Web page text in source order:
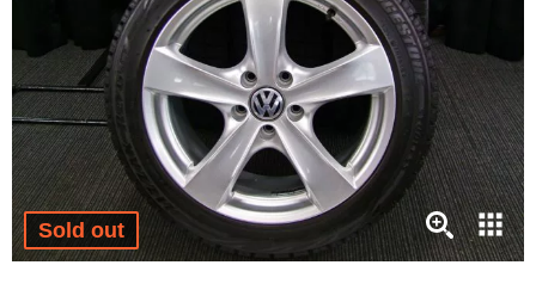
17インチ：冬タイヤホイール
18インチ：冬タイヤホイール
19インチ：冬タイヤホイール
20インチ：冬タイヤホイール
夏タイヤホイール
Sold out